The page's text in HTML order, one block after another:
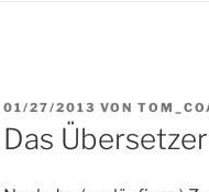
VERÖFFENTLICHT
AM
01/27/2013 VON
Das